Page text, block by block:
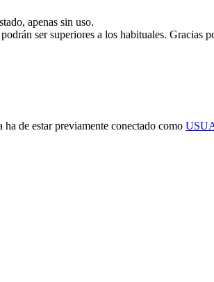
apenas sin uso.
ser superiores a los habituales. Gracias
de estar previamente conectado como